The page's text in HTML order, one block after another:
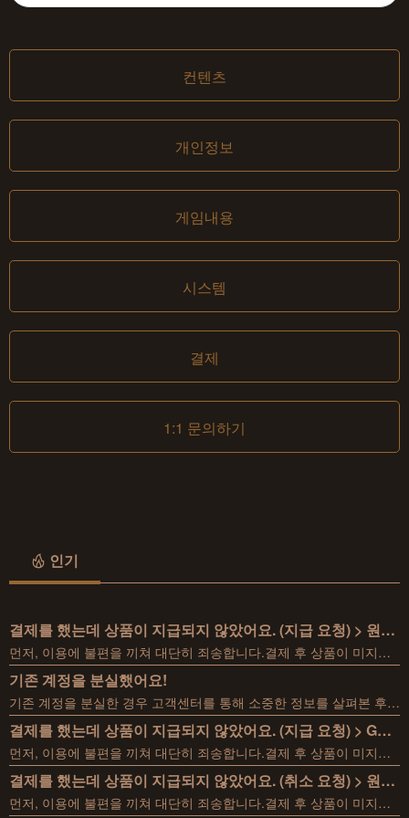
컨텐츠
개인정보
게임내용
시스템
결제
1:1 문의하기
인기
결제를 했는데 상품이 지급되지 않았어요. (지급 요청) > 원스토어편
먼저, 이용에 불편을 끼쳐 대단히 죄송합니다.결제 후 상품이 미지급되었을 경우 아래 사항을 확인한 후양식을 작성하여 문의 접수 부탁드립니다.1. 결제 정보 확인모바일 원스토어 앱 접속 → 좌측 상단 메뉴 보기 → 구매 내역 → 인 앱 구매→ 완료된 구매 내역 중 원하는 결제 건 선택 → 영수증 번호 확인(인 앱 구매 선택 시 '영수증' 버튼 클릭)2. 확인된 정보를 바탕으로 아래의 양식을 작성한 후 문의 접수[문의 접수 바로 가기]■ 결제 정보 확인 요청 1. 선장명: 2. 회원번호: 3. 결제 일시: 4. 구매한 상품명: 5. 영수증 번호: 6. 요청 사항: 상품 지급
기존 계정을 분실했어요!
기존 계정을 분실한 경우 고객센터를 통해 소중한 정보를 살펴본 후 도움 드리고 있습니다.정확한 정보를 토대로 빠르게 답변 드릴 수 있도록 아래의 양식을 꼼꼼히 작성하여 문의 접수 부탁드립니다.■ 계정 분실 도움 요청- 서버:- 선장명:- 게임 정보(영지 레벨, 함선 정보, 금화 보유량, 등):- 통신사:- 이용기기(모델명):- 결제 영수증:- OS버전:※ 사용하고 계신 계정의 정확한 정보를 입력하셔야 상세한 안내를 도와드릴 수 있습니다.※ 게임 정보를 기억하지 못하시는 경우 계정을 찾기 어려울 수 있습니다.[안드로이드 OS 버전 확인 방법]휴대폰 설정 앱 → 휴대전화 정보 → 소프트웨어 정보 →안드로이드 버전[애플 OS 버전 확인 방법]휴대폰 설정 앱 → 일반 → 정보 → 소프트웨어 버전[구글 영수증 확인 방법]구글 결제 센터 접속 → 구글 아이디로 로그인 → 구독 및 서비스 → 기타 구매 활동→ 구매 내역 보기 → 완료된 구매 내역 중 원하는 결제 건 선택 → 거래 ID 확인→ G
결제를 했는데 상품이 지급되지 않았어요. (지급 요청) > Google Play편
먼저, 이용에 불편을 끼쳐 대단히 죄송합니다.결제 후 상품이 미지급되었을 경우 아래 사항을 확인한 후양식을 작성하여 문의 접수 부탁드립니다.1. 결제 정보 확인 [바로 가기]구글 결제 센터 접속 → 구글 아이디로 로그인 → 구독 및 서비스 → 기타 구매 활동→ 구매 내역 보기 → 완료된 구매 내역 중 원하는 결제 건 선택 → 거래 ID 확인→ GPA 뒤 숫자 17자리가 포함된 영수증 스크린 샷2. 확인된 정보를 바탕으로 아래의 양식을 작성한 후 문의 접수[문의 접수 바로 가기]■ 결제 정보 확인 요청 1. 선장명: 2. 회원번호: 3. 결제 계정: 4. 결제 일시: 5. 구매한 상품명: 6. 영수증 번호: 7. 요청 사항: 상품 지급
결제를 했는데 상품이 지급되지 않았어요. (취소 요청) > 원스토어편
먼저, 이용에 불편을 끼쳐 대단히 죄송합니다.결제 후 상품이 미지급되어 결제 취소를 원하실 경우아래 사항을 확인한 후 양식을 작성하여 문의 접수 부탁드립니다.1. 결제 정보 확인모바일 원스토어 앱 접속 → 좌측 상단 메뉴 보기 → 구매 내역 → 인 앱 구매→ 완료된 구매 내역 중 원하는 결제 건 선택 → 영수증 번호 확인(인 앱 구매 선택 시 '영수증' 버튼 클릭)2. 확인된 정보를 바탕으로 아래의 양식을 작성한 후 문의 접수[문의 접수 바로 가기]■ 결제 정보 확인 요청 1. 선장명: 2. 회원번호: 3. 결제 일시: 4. 구매한 상품명: 5. 영수증 번호: 6. 요청 사항: 결제 취소